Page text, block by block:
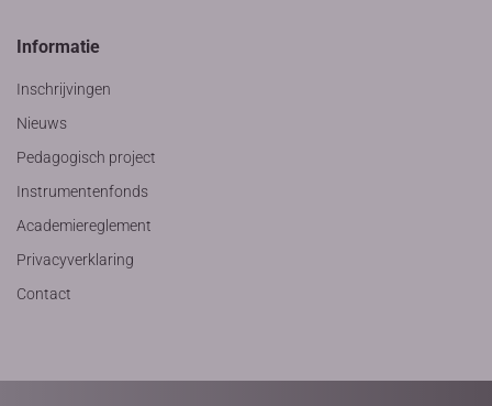
Informatie
Inschrijvingen
Nieuws
Pedagogisch project
Instrumentenfonds
Academiereglement
Privacyverklaring
Contact